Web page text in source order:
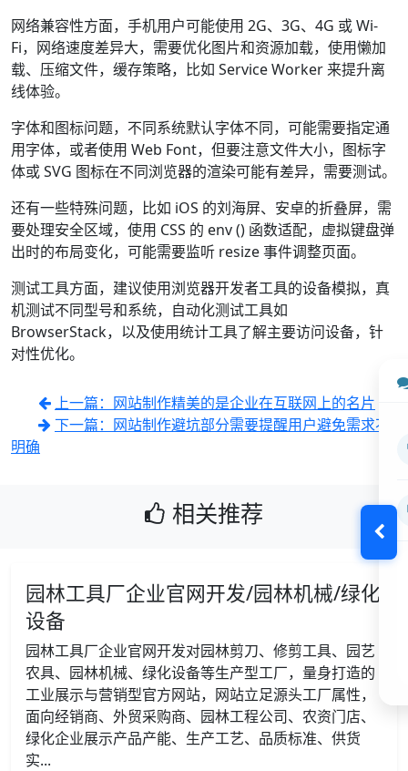
网络兼容性方面，手机用户可能使用 2G、3G、4G 或 Wi-
Fi，网络速度差异大，需要优化图片和资源加载，使用懒加
载、压缩文件，缓存策略，比如 Service Worker 来提升离
线体验。
字体和图标问题，不同系统默认字体不同，可能需要指定通
用字体，或者使用 Web Font，但要注意文件大小，图标字
体或 SVG 图标在不同浏览器的渲染可能有差异，需要测试。
还有一些特殊问题，比如 iOS 的刘海屏、安卓的折叠屏，需
要处理安全区域，使用 CSS 的 env () 函数适配，虚拟键盘弹
出时的布局变化，可能需要监听 resize 事件调整页面。
测试工具方面，建议使用浏览器开发者工具的设备模拟，真
机测试不同型号和系统，自动化测试工具如
BrowserStack，以及使用统计工具了解主要访问设备，针
对性优化。
上一篇：网站制作精美的是企业在互联网上的名片
下一篇：网站制作避坑部分需要提醒用户避免需求不
明确
相关推荐
园林工具厂企业官网开发/园林机械/绿化
设备
园林工具厂企业官网开发对园林剪刀、修剪工具、园艺
农具、园林机械、绿化设备等生产型工厂，量身打造的
工业展示与营销型官方网站，网站立足源头工厂属性，
面向经销商、外贸采购商、园林工程公司、农资门店、
绿化企业展示产品产能、生产工艺、品质标准、供货
实...